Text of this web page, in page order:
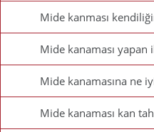
Mide kanması
Mide kanaması
Mide kanamasına ne
Mide kanaması kan